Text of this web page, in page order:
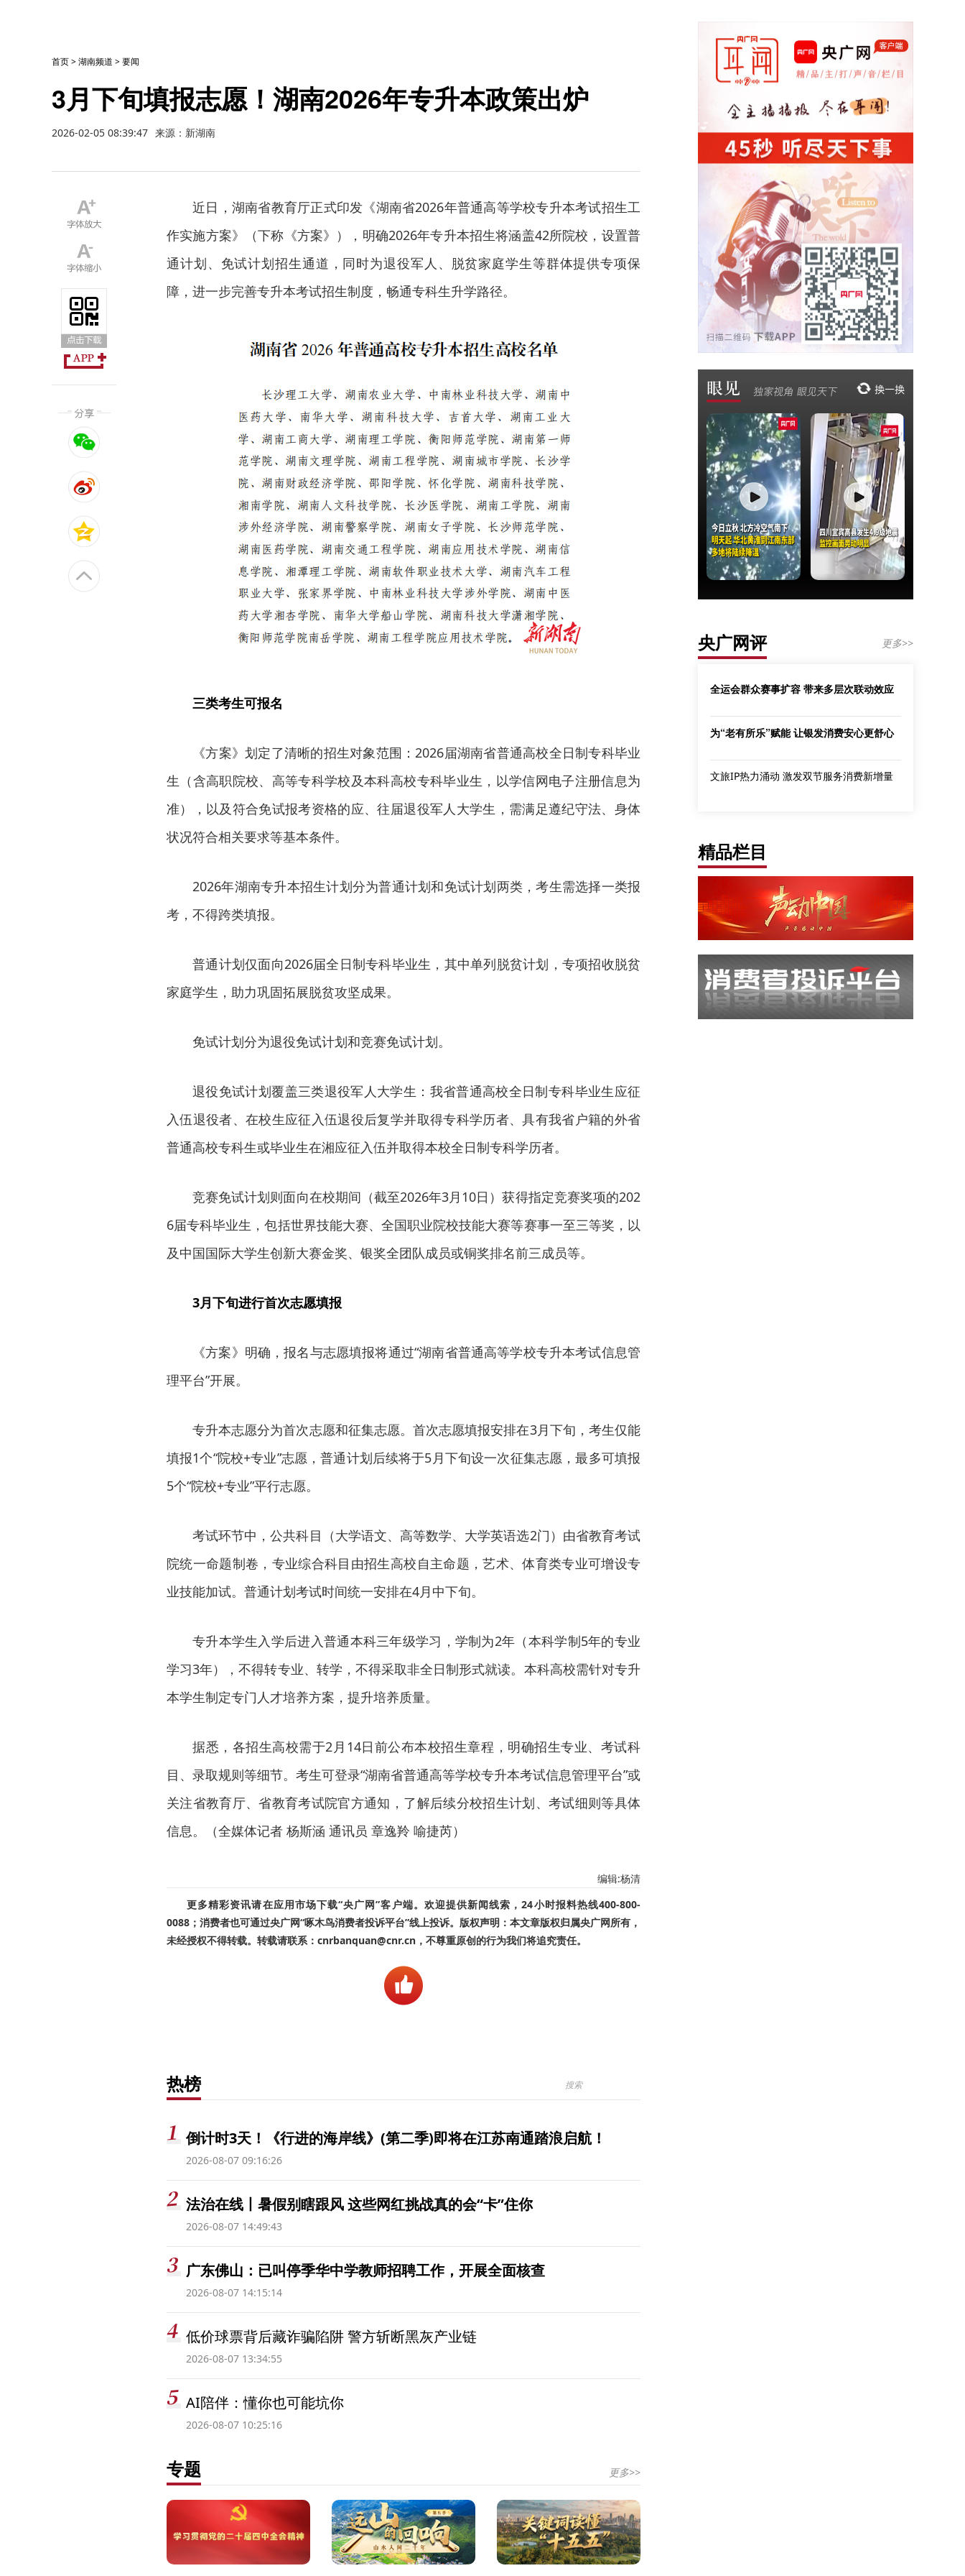
首页>湖南频道 >要闻
3月下旬填报志愿！湖南2026年专升本政策出炉
2026-02-05 08:39:47 来源：新湖南
近日，湖南省教育厅正式印发《湖南省2026年普通高等学校专升本考试招生工
作实施方案》（下称《方案》），明确2026年专升本招生将涵盖42所院校，设置普
通计划、免试计划招生通道，同时为退役军人、脱贫家庭学生等群体提供专项保
障，进一步完善专升本考试招生制度，畅通专科生升学路径。
三类考生可报名
《方案》划定了清晰的招生对象范围：2026届湖南省普通高校全日制专科毕业
生（含高职院校、高等专科学校及本科高校专科毕业生，以学信网电子注册信息为
准），以及符合免试报考资格的应、往届退役军人大学生，需满足遵纪守法、身体
状况符合相关要求等基本条件。
2026年湖南专升本招生计划分为普通计划和免试计划两类，考生需选择一类报
考，不得跨类填报。
普通计划仅面向2026届全日制专科毕业生，其中单列脱贫计划，专项招收脱贫
家庭学生，助力巩固拓展脱贫攻坚成果。
免试计划分为退役免试计划和竞赛免试计划。
退役免试计划覆盖三类退役军人大学生：我省普通高校全日制专科毕业生应征
入伍退役者、在校生应征入伍退役后复学并取得专科学历者、具有我省户籍的外省
普通高校专科生或毕业生在湘应征入伍并取得本校全日制专科学历者。
竞赛免试计划则面向在校期间（截至2026年3月10日）获得指定竞赛奖项的202
6届专科毕业生，包括世界技能大赛、全国职业院校技能大赛等赛事一至三等奖，以
及中国国际大学生创新大赛金奖、银奖全团队成员或铜奖排名前三成员等。
3月下旬进行首次志愿填报
《方案》明确，报名与志愿填报将通过“湖南省普通高等学校专升本考试信息管
理平台”开展。
专升本志愿分为首次志愿和征集志愿。首次志愿填报安排在3月下旬，考生仅能
填报1个“院校+专业”志愿，普通计划后续将于5月下旬设一次征集志愿，最多可填报
5个“院校+专业”平行志愿。
考试环节中，公共科目（大学语文、高等数学、大学英语选2门）由省教育考试
院统一命题制卷，专业综合科目由招生高校自主命题，艺术、体育类专业可增设专
业技能加试。普通计划考试时间统一安排在4月中下旬。
专升本学生入学后进入普通本科三年级学习，学制为2年（本科学制5年的专业
学习3年），不得转专业、转学，不得采取非全日制形式就读。本科高校需针对专升
本学生制定专门人才培养方案，提升培养质量。
据悉，各招生高校需于2月14日前公布本校招生章程，明确招生专业、考试科
目、录取规则等细节。考生可登录“湖南省普通高等学校专升本考试信息管理平台”或
关注省教育厅、省教育考试院官方通知，了解后续分校招生计划、考试细则等具体
信息。（全媒体记者 杨斯涵 通讯员 章逸羚 喻捷芮）
编辑:杨清
更多精彩资讯请在应用市场下载“央广网”客户端。欢迎提供新闻线索，24小时报料热线400-800-
0088；消费者也可通过央广网“啄木鸟消费者投诉平台”线上投诉。版权声明：本文章版权归属央广网所有，
未经授权不得转载。转载请联系：cnrbanquan@cnr.cn，不尊重原创的行为我们将追究责任。
热榜
倒计时3天！《行进的海岸线》(第二季)即将在江苏南通踏浪启航！
2026-08-07 09:16:26
法治在线丨暑假别瞎跟风 这些网红挑战真的会“卡”住你
2026-08-07 14:49:43
广东佛山：已叫停季华中学教师招聘工作，开展全面核查
2026-08-07 14:15:14
低价球票背后藏诈骗陷阱 警方斩断黑灰产业链
2026-08-07 13:34:55
AI陪伴：懂你也可能坑你
2026-08-07 10:25:16
专题 更多>>
央广网评 更多>>
全运会群众赛事扩容 带来多层次联动效应
为“老有所乐”赋能 让银发消费安心更舒心
文旅IP热力涌动 激发双节服务消费新增量
精品栏目